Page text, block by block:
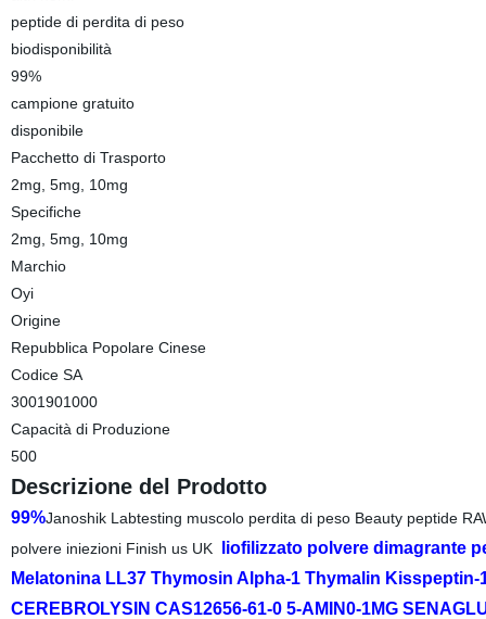
peptide di perdita di peso
biodisponibilità
99%
campione gratuito
disponibile
Pacchetto di Trasporto
2mg, 5mg, 10mg
Specifiche
2mg, 5mg, 10mg
Marchio
Oyi
Origine
Repubblica Popolare Cinese
Codice SA
3001901000
Capacità di Produzione
500
Descrizione del Prodotto
99%Janoshik Labtesting muscolo perdita di peso Beauty peptide
polvere iniezioni Finish us UK
liofilizzato polvere dimagrante
Melatonina LL37 Thymosin Alpha-1 Thymalin
CEREBROLYSIN CAS12656-61-0 5-AMIN0-1MG